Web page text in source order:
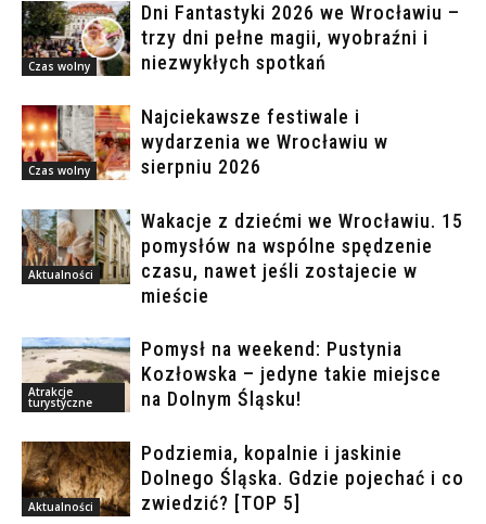
Czas wolny
Dni Fantastyki 2026 we Wrocławiu –
trzy dni pełne magii, wyobraźni i
niezwykłych spotkań
Czas wolny
Najciekawsze festiwale i
wydarzenia we Wrocławiu w
sierpniu 2026
Aktualności
Wakacje z dziećmi we Wrocławiu. 15
pomysłów na wspólne spędzenie
czasu, nawet jeśli zostajecie w
mieście
Atrakcje
turystyczne
Pomysł na weekend: Pustynia
Kozłowska – jedyne takie miejsce
na Dolnym Śląsku!
Aktualności
Podziemia, kopalnie i jaskinie
Dolnego Śląska. Gdzie pojechać i co
zwiedzić? [TOP 5]